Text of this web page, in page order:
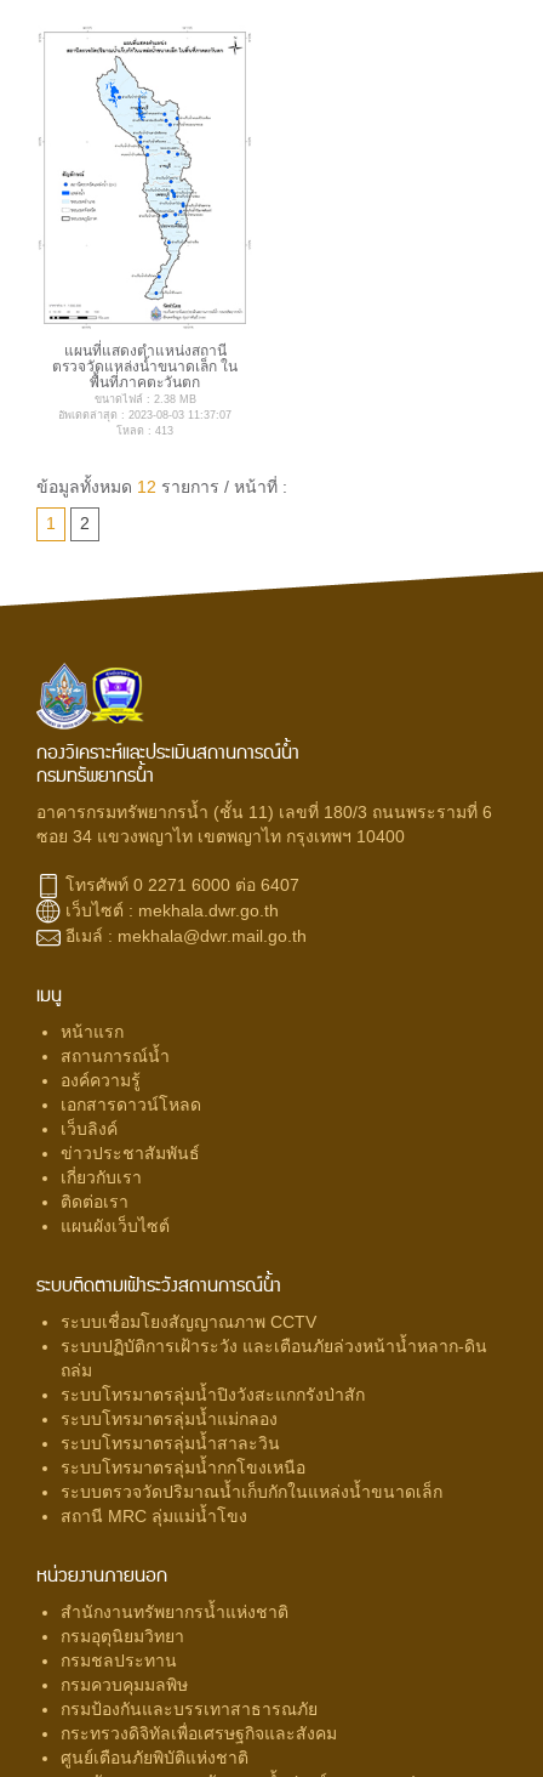
แผนที่แสดงตำแหน่งสถานี
ตรวจวัดแหล่งน้ำขนาดเล็ก ใน
พื้นที่ภาคตะวันตก
ขนาดไฟล์ : 2.38 MB
อัพเดตล่าสุด : 2023-08-03 11:37:07
โหลด : 413
ข้อมูลทั้งหมด 12 รายการ / หน้าที่ :
1
2
กองวิเคราะห์และประเมินสถานการณ์น้ำ
กรมทรัพยากรน้ำ
อาคารกรมทรัพยากรน้ำ (ชั้น 11) เลขที่ 180/3 ถนนพระรามที่ 6
ซอย 34 แขวงพญาไท เขตพญาไท กรุงเทพฯ 10400
โทรศัพท์ 0 2271 6000 ต่อ 6407
เว็บไซต์ : mekhala.dwr.go.th
อีเมล์ : mekhala@dwr.mail.go.th
เมนู
หน้าแรก
สถานการณ์น้ำ
องค์ความรู้
เอกสารดาวน์โหลด
เว็บลิงค์
ข่าวประชาสัมพันธ์
เกี่ยวกับเรา
ติดต่อเรา
แผนผังเว็บไซต์
ระบบติดตามเฝ้าระวังสถานการณ์น้ำ
ระบบเชื่อมโยงสัญญาณภาพ CCTV
ระบบปฏิบัติการเฝ้าระวัง และเตือนภัยล่วงหน้าน้ำหลาก-ดิน
ถล่ม
ระบบโทรมาตรลุ่มน้ำปิงวังสะแกกรังป่าสัก
ระบบโทรมาตรลุ่มน้ำแม่กลอง
ระบบโทรมาตรลุ่มน้ำสาละวิน
ระบบโทรมาตรลุ่มน้ำกกโขงเหนือ
ระบบตรวจวัดปริมาณน้ำเก็บกักในแหล่งน้ำขนาดเล็ก
สถานี MRC ลุ่มแม่น้ำโขง
หน่วยงานภายนอก
สำนักงานทรัพยากรน้ำแห่งชาติ
กรมอุตุนิยมวิทยา
กรมชลประทาน
กรมควบคุมมลพิษ
กรมป้องกันและบรรเทาสาธารณภัย
กระทรวงดิจิทัลเพื่อเศรษฐกิจและสังคม
ศูนย์เตือนภัยพิบัติแห่งชาติ